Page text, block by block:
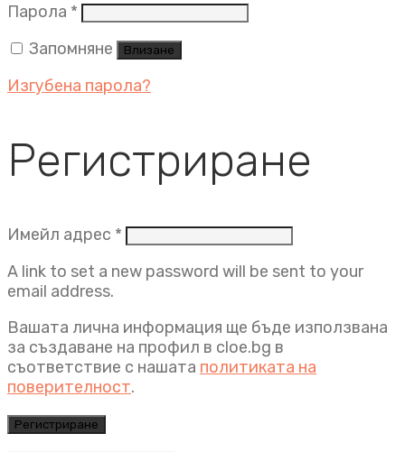
Парола * Задължително
Запомняне
Влизане
Изгубена парола?
Регистриране
Имейл адрес * Задължително
A link to set a new password will be sent to your
email address.
Вашата лична информация ще бъде използвана
за създаване на профил в cloe.bg в
съответствие с нашата политиката на
поверителност.
Регистриране